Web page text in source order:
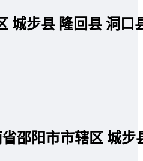
城步县 隆回县 洞口
邵阳市市辖区 城步